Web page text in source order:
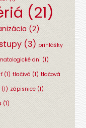
(21)
(2)
(3) prihlášky
dni (1)
(1) tlačivá (1) tlačová
(1) zápisnice (1)
(1)